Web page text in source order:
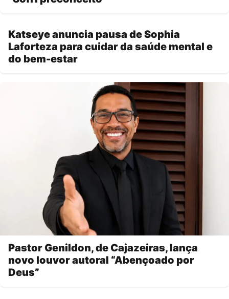
Katseye anuncia pausa de Sophia
Laforteza para cuidar da saúde mental e
do bem-estar
Pastor Genildon, de Cajazeiras, lança
novo louvor autoral “Abençoado por
Deus”